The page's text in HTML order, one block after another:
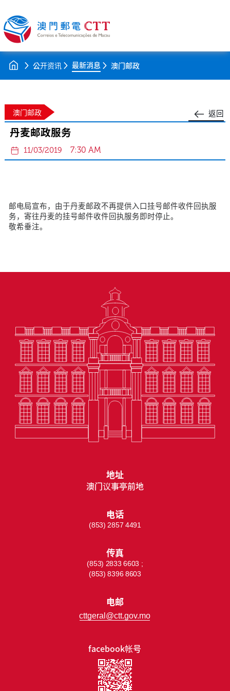
公开资讯 最新消息 澳门邮政
返回
澳门邮政
丹麦邮政服务
11/03/2019 7:30 AM
邮电局宣布，由于丹麦邮政不再提供入口挂号邮件收件回执服
务，寄往丹麦的挂号邮件收件回执服务即时停止。
敬希垂注。
facebook帐号
地址
澳门议事亭前地
电话
(853) 2857 4491
传真
(853) 2833 6603 ;
(853) 8396 8603
电邮
cttgeral@ctt.gov.mo